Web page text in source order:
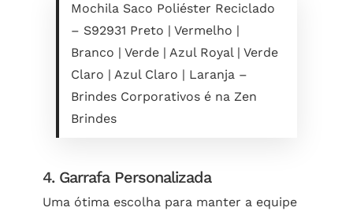
Mochila Saco Poliéster Reciclado
– S92931 Preto | Vermelho |
Branco | Verde | Azul Royal | Verde
Claro | Azul Claro | Laranja –
Brindes Corporativos é na Zen
Brindes
4. Garrafa Personalizada
Uma ótima escolha para manter a equipe